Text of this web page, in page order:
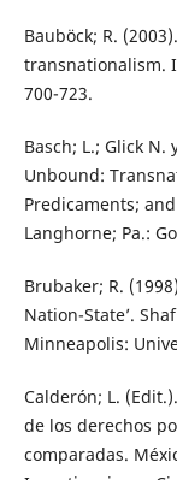
Bauböck; R.
transnationalism.
700-723.
Basch; L.; Glick N.
Unbound:
Predicaments;
Langhorne; Pa.:
Brubaker; R.
Nation-State’.
Minneapolis:
Calderón; L.
de los derechos
comparadas.